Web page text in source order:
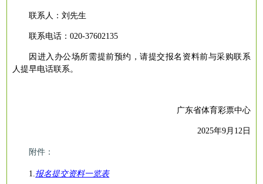
联系人：刘先生
联系电话：020-37602135
因进入办公场所需提前预约，请提交报名资料前与采购联系
人提早电话联系。
广东省体育彩票中心
2025年9月12日
附件：
1.报名提交资料一览表